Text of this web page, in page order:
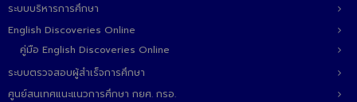
ระบบบริหารการศึกษา
English Discoveries Online
คู่มือ English Discoveries Online
ระบบตรวจสอบผู้สำเร็จการศึกษา
ศูนย์สนเทศแนะแนวการศึกษา กยศ. กรอ.